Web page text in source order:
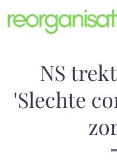
NS
'Slechte